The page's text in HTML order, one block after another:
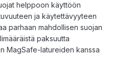
helppoon käyttöön
ja käytettävyyteen
parhaan mahdollisen suojan
paksuutta
MagSafe-latureiden kanssa